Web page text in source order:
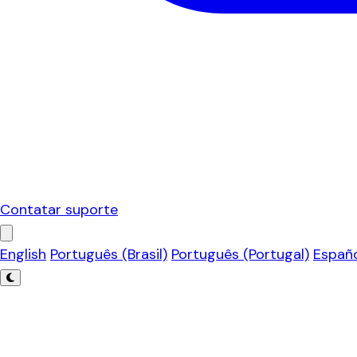
Contatar suporte
English Português (Brasil) Português (Portugal)